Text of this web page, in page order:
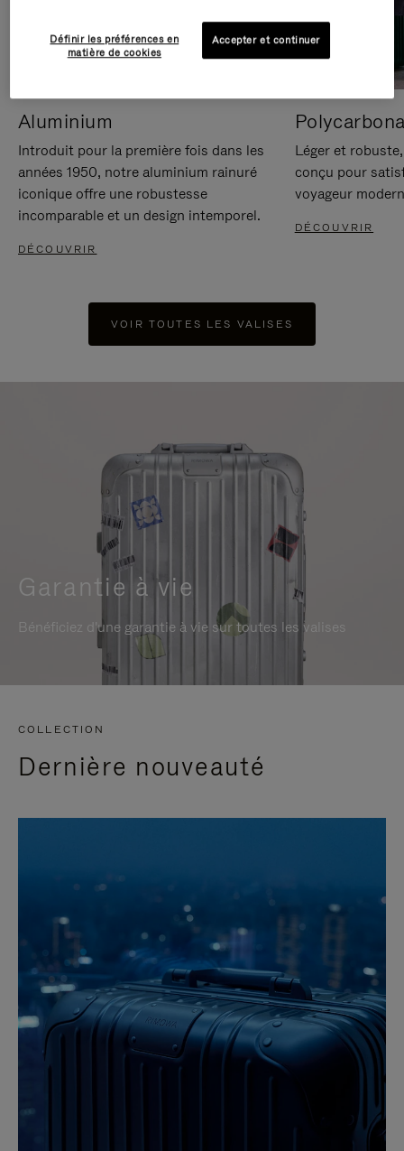
Aluminium
Introduit pour la première fois dans les
années 1950, notre aluminium rainuré
iconique offre une robustesse
incomparable et un design intemporel.
DÉCOUVRIR
Léger et
conçu pour
voyageur
DÉCOUVRIR
VOIR TOUTES LES VALISES
Garantie à vie
Bénéficiez d'une garantie à vie sur toutes les valises
COLLECTION
Dernière nouveauté
Définir les préférences en
matière de cookies
Accepter et continuer